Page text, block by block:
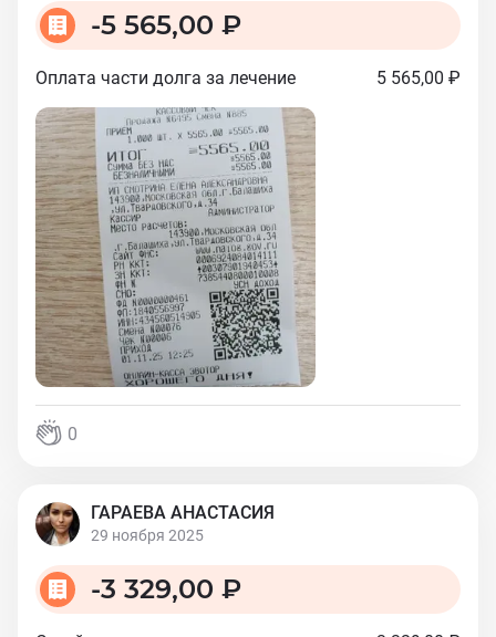
-5 565,00 ₽
Оплата части долга за лечение 5 565,00 ₽
0
ГАРАЕВА АНАСТАСИЯ
29 ноября 2025
-3 329,00 ₽